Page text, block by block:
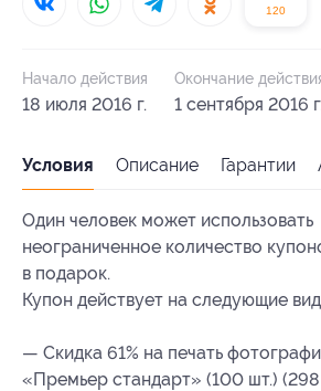
120
Начало действия
18 июля 2016 г.
Окончание
1 сентября 2016 г.
Условия Описание Гарантии
Один человек может использовать
неограниченное количество
в подарок.
Купон действует на следующие
— Скидка 61% на печать
«Премьер стандарт» (100 шт.)